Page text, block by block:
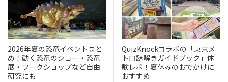
2026年夏の恐竜イベントまと
め！動く恐竜のショー・恐竜
展・ワークショップなど自由
研究にも
QuizKnockコラボの「東京メ
トロ謎解きガイドブック」体
験レポ！夏休みのおでかけに
おすすめ